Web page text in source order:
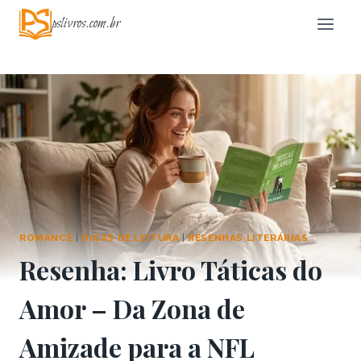
Pular
para
Conteúdo
pslivros.com.br
ROMANCE | DICAS DE LEITURA|RESENHAS LITERÁRIAS
Resenha: Livro Táticas do
Amor – Da Zona de
Amizade para a NFL